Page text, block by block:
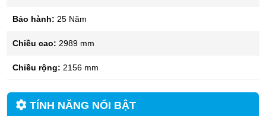
Bảo hành: 25 Năm
Chiều cao: 2989 mm
Chiều rộng: 2156 mm
TÍNH NĂNG NỔI BẬT